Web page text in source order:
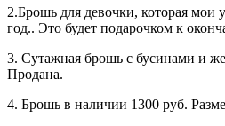
2.Брошь для девочки, которая мои
год.. Это будет подарочком к
3. Сутажная брошь с бусинами и
Продана.
4. Брошь в наличии 1300 руб.